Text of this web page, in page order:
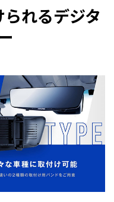
れるデジタ